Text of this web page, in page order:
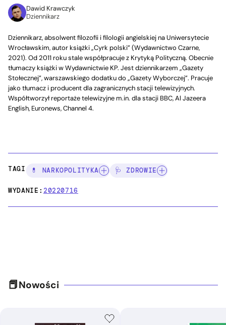
Dawid Krawczyk
Dziennikarz
Dziennikarz, absolwent filozofii i filologii angielskiej na Uniwersytecie
Wrocławskim, autor książki „Cyrk polski” (Wydawnictwo Czarne,
2021). Od 2011 roku stale współpracuje z Krytyką Polityczną. Obecnie
tłumaczy książki w Wydawnictwie KP. Jest dziennikarzem „Gazety
Stołecznej”, warszawskiego dodatku do „Gazety Wyborczej”. Pracuje
jako tłumacz i producent dla zagranicznych stacji telewizyjnych.
Współtworzył reportaże telewizyjne m.in. dla stacji BBC, Al Jazeera
English, Euronews, Channel 4.
TAGI: 💊 NARKOPOLITYKA 🩺 ZDROWIE
WYDANIE:20220716
Nowości